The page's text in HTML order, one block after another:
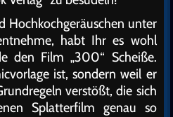
Hochkochgeräuschen unter
habt Ihr es wohl
den Film „300“ Scheiße.
ist, sondern weil er
verstößt, die sich
Splatterfilm genau so